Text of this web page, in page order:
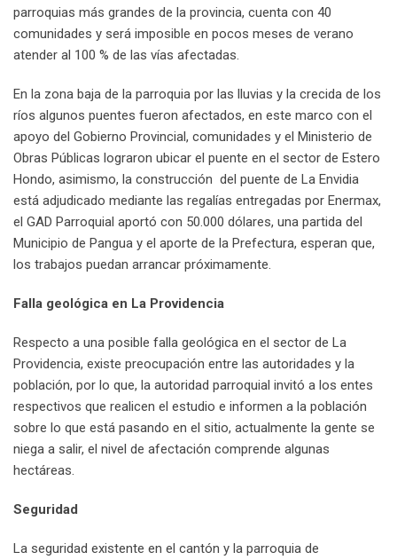
parroquias más grandes de la provincia, cuenta con 40
comunidades y será imposible en pocos meses de verano
atender al 100 % de las vías afectadas.
En la zona baja de la parroquia por las lluvias y la crecida de los
ríos algunos puentes fueron afectados, en este marco con el
apoyo del Gobierno Provincial, comunidades y el Ministerio de
Obras Públicas lograron ubicar el puente en el sector de Estero
Hondo, asimismo, la construcción del puente de La Envidia
está adjudicado mediante las regalías entregadas por Enermax,
el GAD Parroquial aportó con 50.000 dólares, una partida del
Municipio de Pangua y el aporte de la Prefectura, esperan que,
los trabajos puedan arrancar próximamente.
Falla geológica en La Providencia
Respecto a una posible falla geológica en el sector de La
Providencia, existe preocupación entre las autoridades y la
población, por lo que, la autoridad parroquial invitó a los entes
respectivos que realicen el estudio e informen a la población
sobre lo que está pasando en el sitio, actualmente la gente se
niega a salir, el nivel de afectación comprende algunas
hectáreas.
Seguridad
La seguridad existente en el cantón y la parroquia de